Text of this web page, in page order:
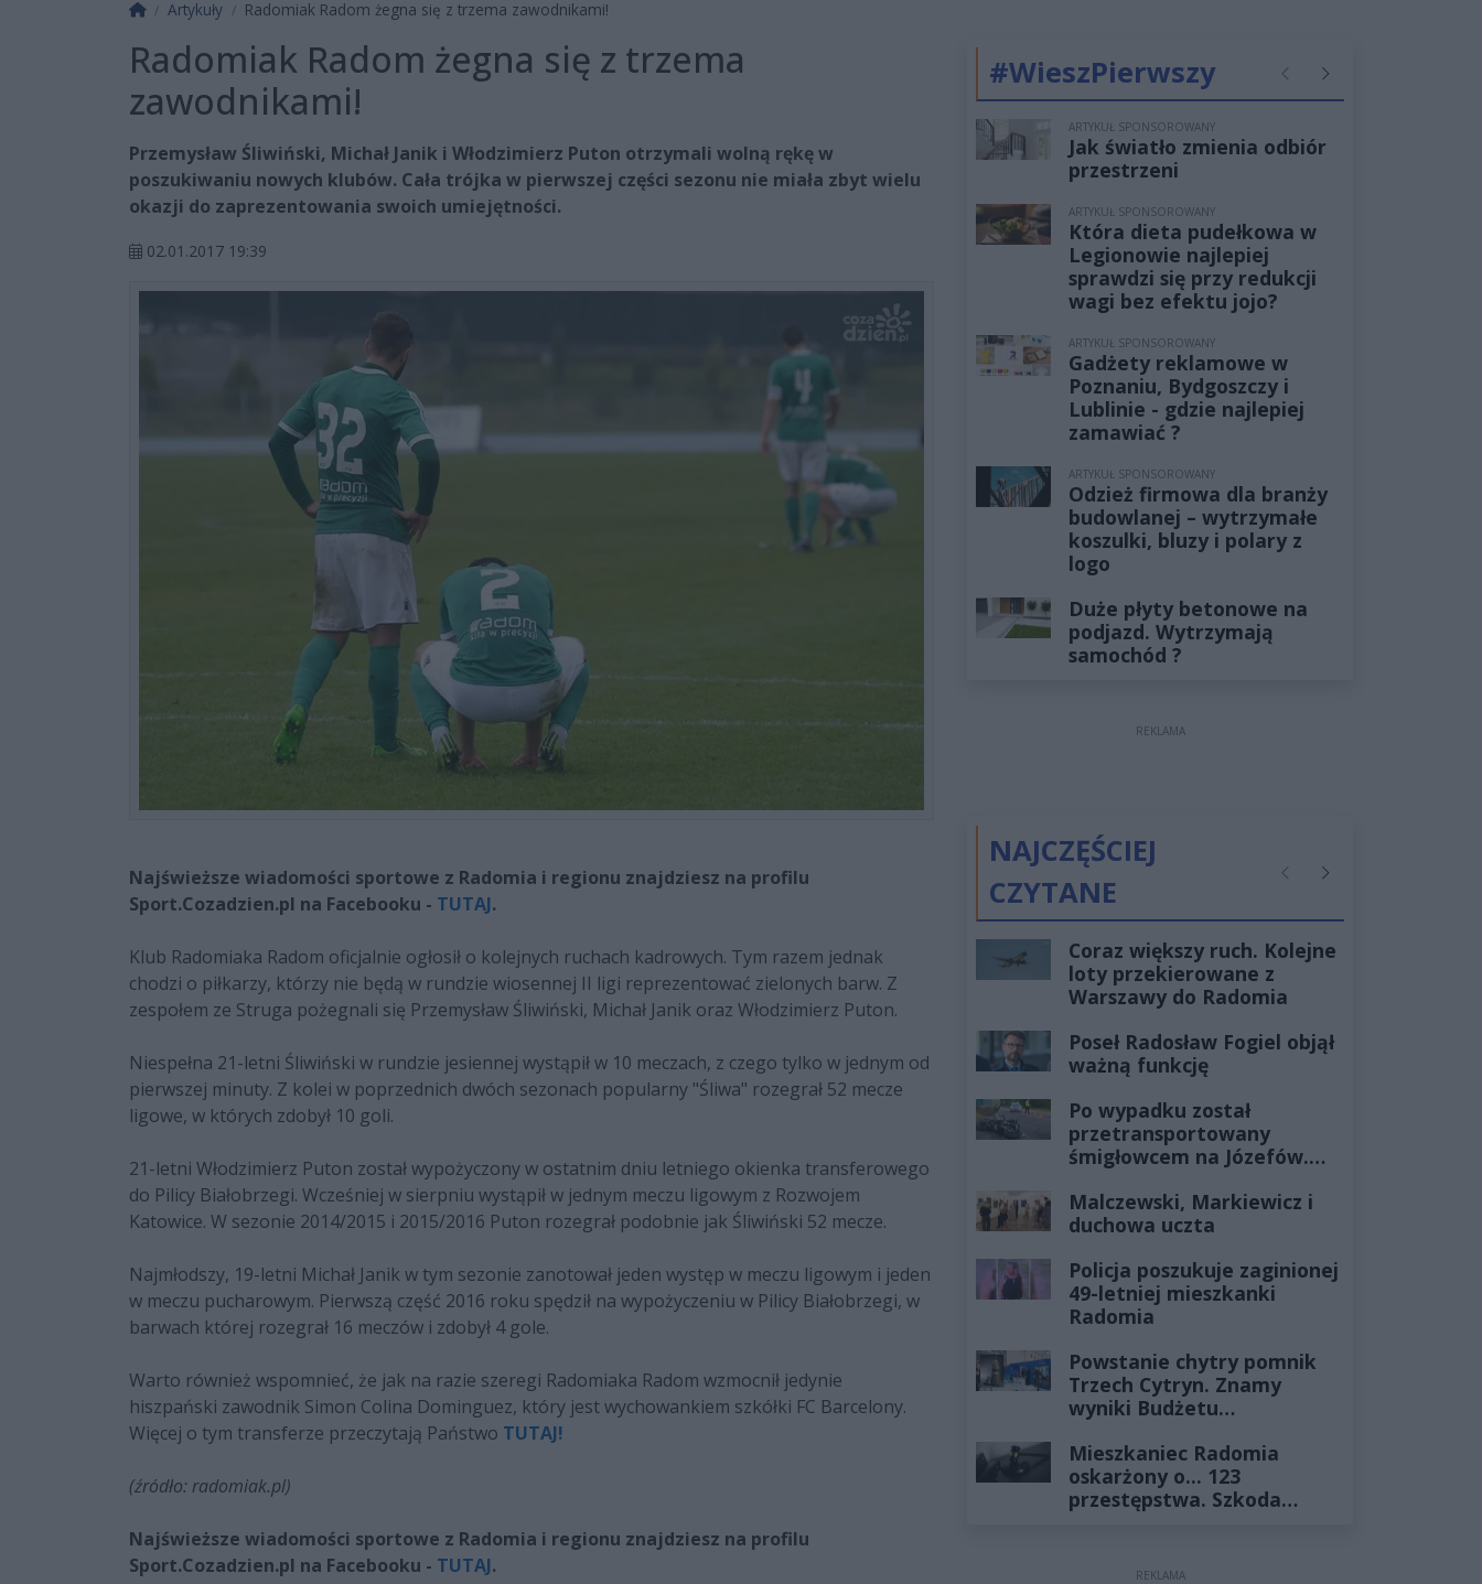
Strona główna
Artykuły Radomiak Radom żegna się z trzema zawodnikami!
Radomiak Radom żegna się z trzema
zawodnikami!
Przemysław Śliwiński, Michał Janik i Włodzimierz Puton otrzymali wolną rękę w
poszukiwaniu nowych klubów. Cała trójka w pierwszej części sezonu nie miała zbyt wielu
okazji do zaprezentowania swoich umiejętności.
02.01.2017 19:39
Najświeższe wiadomości sportowe z Radomia i regionu znajdziesz na profilu
Sport.Cozadzien.pl na Facebooku - TUTAJ.
Klub Radomiaka Radom oficjalnie ogłosił o kolejnych ruchach kadrowych. Tym razem jednak
chodzi o piłkarzy, którzy nie będą w rundzie wiosennej II ligi reprezentować zielonych barw. Z
zespołem ze Struga pożegnali się Przemysław Śliwiński, Michał Janik oraz Włodzimierz Puton.
Niespełna 21-letni Śliwiński w rundzie jesiennej wystąpił w 10 meczach, z czego tylko w jednym od
pierwszej minuty. Z kolei w poprzednich dwóch sezonach popularny "Śliwa" rozegrał 52 mecze
ligowe, w których zdobył 10 goli.
21-letni Włodzimierz Puton został wypożyczony w ostatnim dniu letniego okienka transferowego
do Pilicy Białobrzegi. Wcześniej w sierpniu wystąpił w jednym meczu ligowym z Rozwojem
Katowice. W sezonie 2014/2015 i 2015/2016 Puton rozegrał podobnie jak Śliwiński 52 mecze.
Najmłodszy, 19-letni Michał Janik w tym sezonie zanotował jeden występ w meczu ligowym i jeden
w meczu pucharowym. Pierwszą część 2016 roku spędził na wypożyczeniu w Pilicy Białobrzegi, w
barwach której rozegrał 16 meczów i zdobył 4 gole.
Warto również wspomnieć, że jak na razie szeregi Radomiaka Radom wzmocnił jedynie
hiszpański zawodnik Simon Colina Dominguez, który jest wychowankiem szkółki FC Barcelony.
Więcej o tym transferze przeczytają Państwo TUTAJ!
(źródło: radomiak.pl)
Najświeższe wiadomości sportowe z Radomia i regionu znajdziesz na profilu
Sport.Cozadzien.pl na Facebooku - TUTAJ.
#WieszPierwszy PoprzednieNastępne
ARTYKUŁ SPONSOROWANY
Jak światło zmienia odbiór
przestrzeni
ARTYKUŁ SPONSOROWANY
Która dieta pudełkowa w
Legionowie najlepiej
sprawdzi się przy redukcji
wagi bez efektu jojo?
ARTYKUŁ SPONSOROWANY
Gadżety reklamowe w
Poznaniu, Bydgoszczy i
Lublinie - gdzie najlepiej
zamawiać ?
ARTYKUŁ SPONSOROWANY
Odzież firmowa dla branży
budowlanej – wytrzymałe
koszulki, bluzy i polary z
logo
Duże płyty betonowe na
podjazd. Wytrzymają
samochód ?
REKLAMA
NAJCZĘŚCIEJ
CZYTANE
PoprzednieNastępne
Coraz większy ruch. Kolejne
loty przekierowane z
Warszawy do Radomia
Poseł Radosław Fogiel objął
ważną funkcję
Po wypadku został
przetransportowany
śmigłowcem na Józefów.
żyłach
Malczewski, Markiewicz i
duchowa uczta
Policja poszukuje zaginionej
49-letniej mieszkanki
Radomia
Powstanie chytry pomnik
Trzech Cytryn. Znamy
wyniki Budżetu
Mieszkaniec Radomia
oskarżony o... 123
przestępstwa. Szkoda
REKLAMA